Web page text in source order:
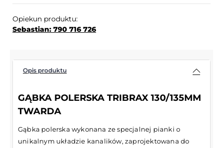
Opiekun produktu:
Sebastian: 790 716 726
Opis produktu
GĄBKA POLERSKA TRIBRAX 130/135MM
TWARDA
Gąbka polerska wykonana ze specjalnej pianki o
unikalnym układzie kanalików, zaprojektowana do